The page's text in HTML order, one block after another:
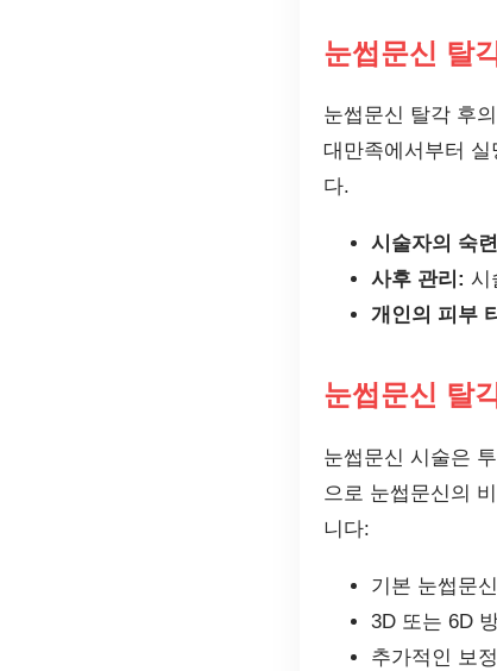
눈썹문신 탈
눈썹문신 탈각 후
대만족에서부터
다.
시술자의 숙
사후 관리: 시
개인의 피부
눈썹문신 탈
눈썹문신 시술은
으로 눈썹문신의
니다:
기본 눈썹문
3D 또는 6D
추가적인 보